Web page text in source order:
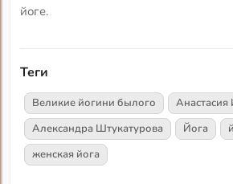
йоге.
Теги
Великие йогини былого
Анастасия
Александра Штукатурова
Йога
женская йога